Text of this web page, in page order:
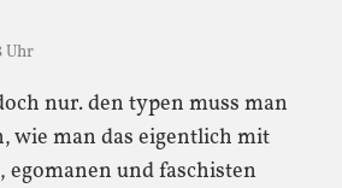
Uhr
nur. den typen muss man
wie man das eigentlich mit
und faschisten